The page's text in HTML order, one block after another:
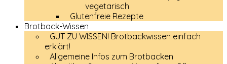
vegetarisch
Glutenfreie Rezepte
Brotback-Wissen
GUT ZU WISSEN! Brotbackwissen einfach
erklärt!
Allgemeine Infos zum Brotbacken